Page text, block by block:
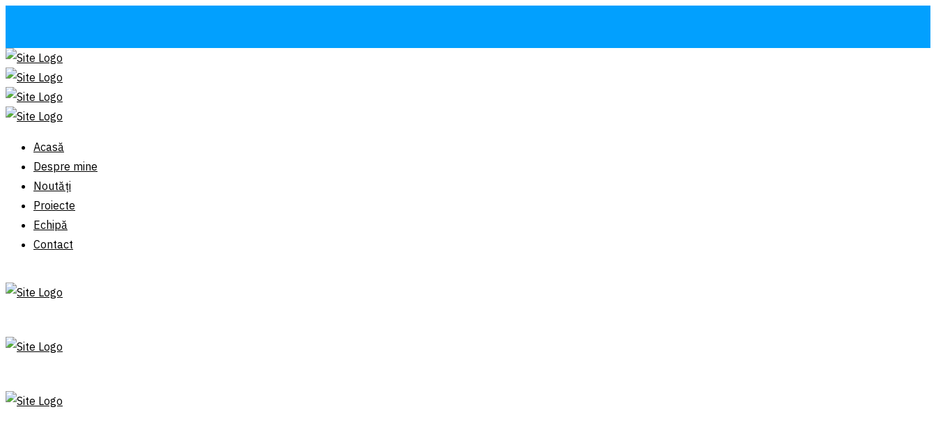
Acasă
Despre mine
Noutăți
Proiecte
Echipă
Contact